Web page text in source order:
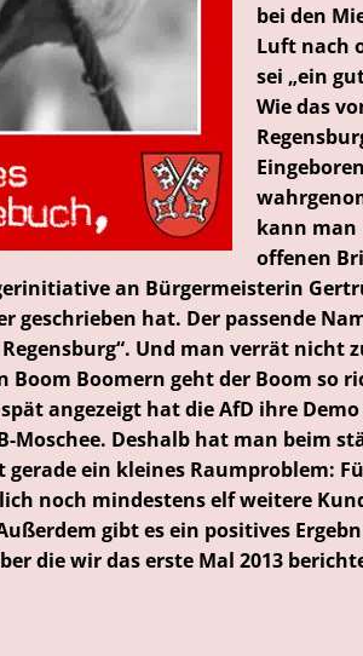
bei den
Luft nach
sei „ein
Wie das
kann man
offenen
an Bürgermeisterin
geschrieben hat. Der passende
Und man verrät nicht
Boom Boomern geht der Boom so
angezeigt hat die AfD ihre Demo
Moschee. Deshalb hat man beim
gerade ein kleines Raumproblem:
noch mindestens elf weitere
gibt es ein positives
die wir das erste Mal 2013